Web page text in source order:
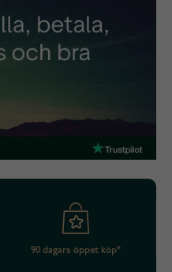
90 dagars öppet köp*